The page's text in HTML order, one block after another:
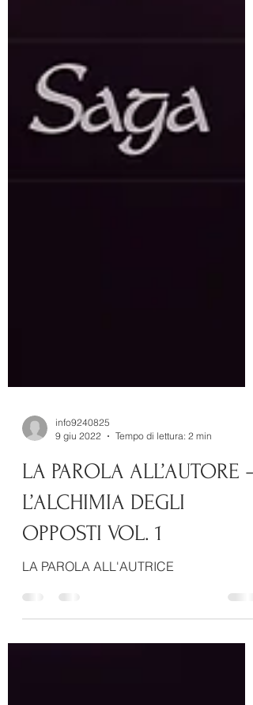
info9240825
9 giu 2022
Tempo di lettura: 2 min
LA PAROLA ALL’AUTORE –
L’ALCHIMIA DEGLI
OPPOSTI VOL. 1
LA PAROLA ALL'AUTRICE